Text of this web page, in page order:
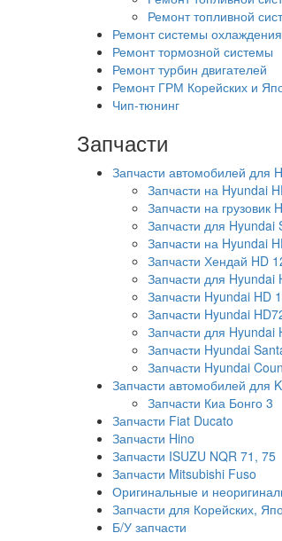
Ремонт топливной
Ремонт системы охлаждения
Ремонт тормозной системы
Ремонт турбин двигателей
Ремонт ГРМ Корейских и
Чип-тюнинг
Запчасти
Запчасти автомобилей для
Запчасти на Hyundai
Запчасти на грузовик
Запчасти для Hyundai
Запчасти на Hyundai
Запчасти Хендай HD
Запчасти для Hyundai
Запчасти Hyundai HD
Запчасти Hyundai
Запчасти для Hyundai
Запчасти Hyundai
Запчасти Hyundai
Запчасти автомобилей для
Запчасти Киа Бонго 3
Запчасти Fiat Ducato
Запчасти Hino
Запчасти ISUZU NQR 71, 75
Запчасти Mitsubishi Fuso
Оригинальные и
Запчасти для Корейских,
Б/У запчасти